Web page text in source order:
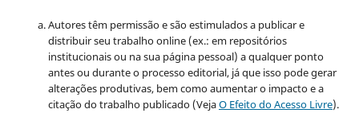
Autores têm permissão e são estimulados a publicar e
distribuir seu trabalho online (ex.: em repositórios
institucionais ou na sua página pessoal) a qualquer ponto
antes ou durante o processo editorial, já que isso pode gerar
alterações produtivas, bem como aumentar o impacto e a
citação do trabalho publicado (VejaO Efeito do Acesso Livre).